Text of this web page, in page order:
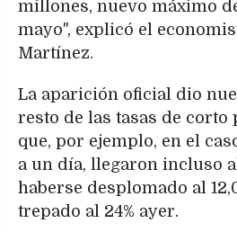
millones, nuevo máximo
mayo", explicó el
Martínez.
La aparición oficial dio
resto de las tasas de corto
que, por ejemplo, en el
a un día, llegaron incluso
haberse desplomado al
trepado al 24% ayer.